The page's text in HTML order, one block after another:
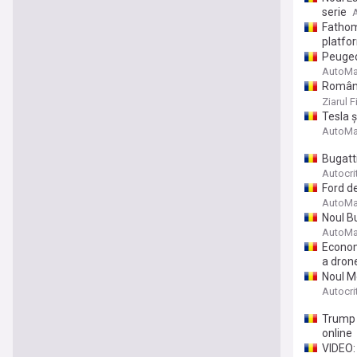
serie
Ziarul
Tesla
Ford
Noul
a
Noul
Trump
online